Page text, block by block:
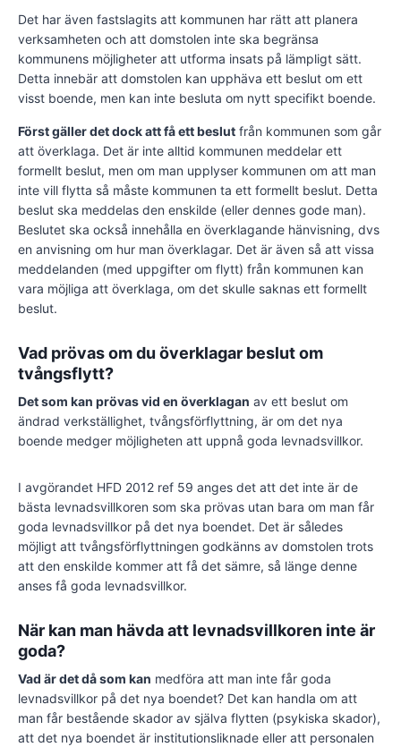
Det har även fastslagits att kommunen har rätt att planera
verksamheten och att domstolen inte ska begränsa
kommunens möjligheter att utforma insats på lämpligt sätt.
Detta innebär att domstolen kan upphäva ett beslut om ett
visst boende, men kan inte besluta om nytt specifikt boende.
Först gäller det dock att få ett beslut från kommunen som går
att överklaga. Det är inte alltid kommunen meddelar ett
formellt beslut, men om man upplyser kommunen om att man
inte vill flytta så måste kommunen ta ett formellt beslut. Detta
beslut ska meddelas den enskilde (eller dennes gode man).
Beslutet ska också innehålla en överklagande hänvisning, dvs
en anvisning om hur man överklagar. Det är även så att vissa
meddelanden (med uppgifter om flytt) från kommunen kan
vara möjliga att överklaga, om det skulle saknas ett formellt
beslut.
Vad prövas om du överklagar beslut om
tvångsflytt?
Det som kan prövas vid en överklagan av ett beslut om
ändrad verkställighet, tvångsförflyttning, är om det nya
boende medger möjligheten att uppnå goda levnadsvillkor.
I avgörandet HFD 2012 ref 59 anges det att det inte är de
bästa levnadsvillkoren som ska prövas utan bara om man får
goda levnadsvillkor på det nya boendet. Det är således
möjligt att tvångsförflyttningen godkänns av domstolen trots
att den enskilde kommer att få det sämre, så länge denne
anses få goda levnadsvillkor.
När kan man hävda att levnadsvillkoren inte är
goda?
Vad är det då som kan medföra att man inte får goda
levnadsvillkor på det nya boendet? Det kan handla om att
man får bestående skador av själva flytten (psykiska skador),
att det nya boendet är institutionsliknade eller att personalen